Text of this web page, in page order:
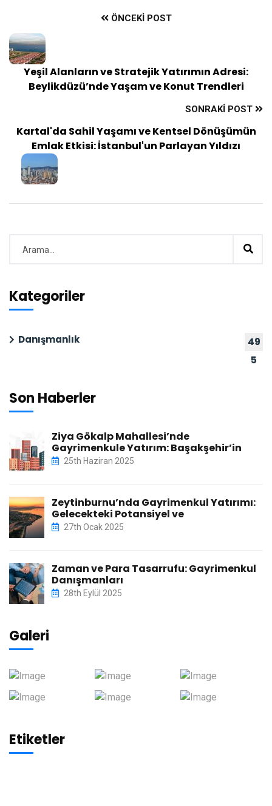
ÖNCEKI POST
Yeşil Alanların ve Stratejik Yatırımın Adresi:
Beylikdüzü’nde Yaşam ve Konut Trendleri
SONRAKI POST
Kartal'da Sahil Yaşamı ve Kentsel Dönüşümün
Emlak Etkisi: İstanbul'un Parlayan Yıldızı
Kategoriler
Danışmanlık
49
5
Son Haberler
Ziya Gökalp Mahallesi’nde
Gayrimenkule Yatırım: Başakşehir’in
25th Haziran 2025
Zeytinburnu’nda Gayrimenkul Yatırımı:
Gelecekteki Potansiyel ve
27th Ocak 2025
Zaman ve Para Tasarrufu: Gayrimenkul
Danışmanları
28th Eylül 2025
Galeri
Etiketler